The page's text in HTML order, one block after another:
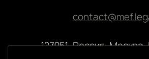
127051, Россия,